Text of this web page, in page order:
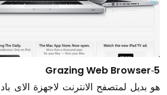
5
-
Grazing Web Browser
هو بديل لمتصفح الانترنت لاجهزة الاى